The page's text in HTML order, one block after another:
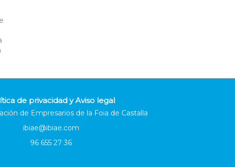
de privacidad y Aviso legal
de Empresarios de la Foia de Castalla
ibiae@ibiae.com
96 655 27 36